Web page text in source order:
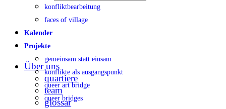
konfliktbearbeitung
faces of village
Kalender
Projekte
gemeinsam statt einsam
konflikte als ausgangspunkt
queer art bridge
queer bridges
Über uns
quartiere
team
glossar